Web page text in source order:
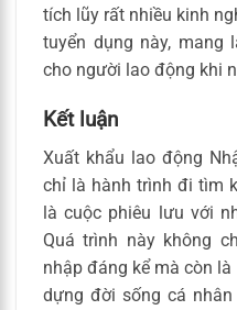
tích lũy rất nhiều kinh
tuyển dụng này,
cho người lao động khi
Kết luận
Xuất khẩu lao động
chỉ là hành trình đi tìm
là cuộc phiêu lưu với
Quá trình này không
nhập đáng kể mà còn
dựng đời sống cá